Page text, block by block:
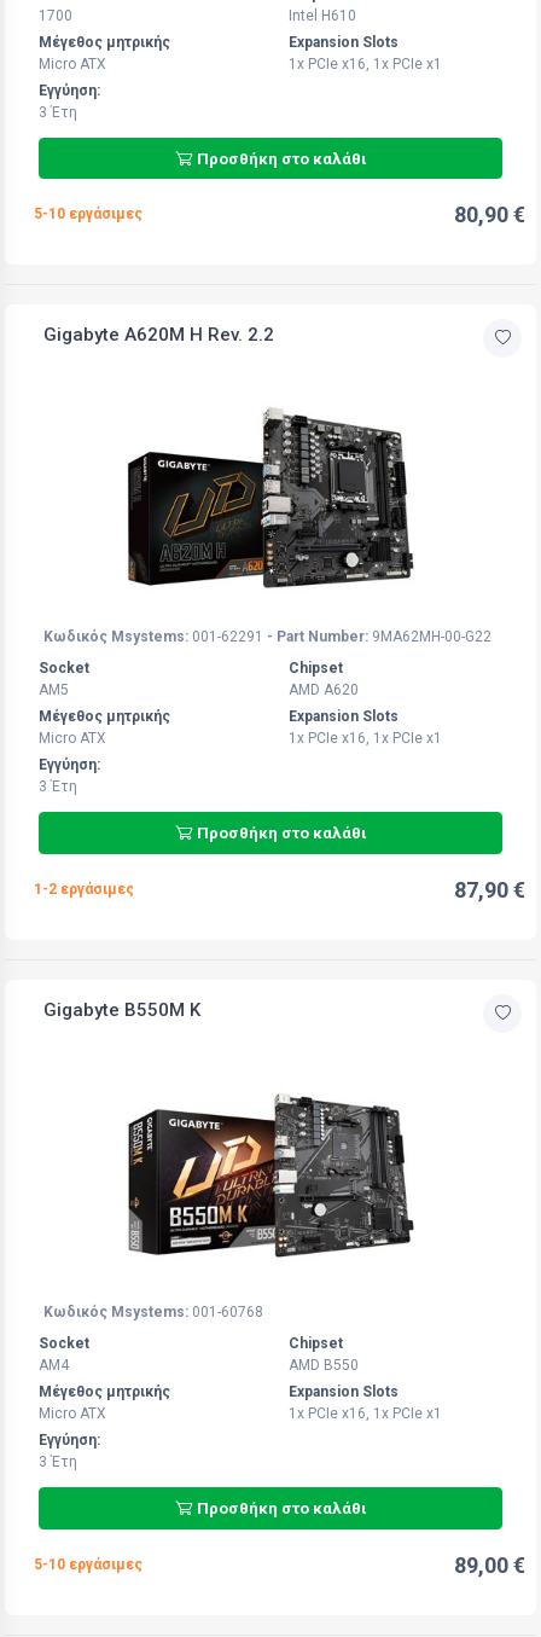
1700
Intel H610
Μέγεθος μητρικής
Micro ATX
Expansion Slots
1x PCIe x16, 1x PCIe x1
Εγγύηση:
3 Έτη
Προσθήκη στο καλάθι
5-10 εργάσιμες 80,90 €
Gigabyte A620M H Rev. 2.2
Κωδικός Msystems: 001-62291 - Part Number: 9MA62MH-00-G22
Socket
AM5
Chipset
AMD A620
Μέγεθος μητρικής
Micro ATX
Expansion Slots
1x PCIe x16, 1x PCIe x1
Εγγύηση:
3 Έτη
Προσθήκη στο καλάθι
1-2 εργάσιμες 87,90 €
Gigabyte B550M K
Κωδικός Msystems: 001-60768
Socket
AM4
Chipset
AMD B550
Μέγεθος μητρικής
Micro ATX
Expansion Slots
1x PCIe x16, 1x PCIe x1
Εγγύηση:
3 Έτη
Προσθήκη στο καλάθι
5-10 εργάσιμες 89,00 €